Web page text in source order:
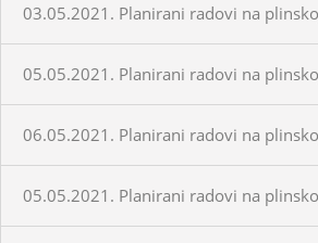
03.05.2021. Planirani radovi na
05.05.2021. Planirani radovi na
06.05.2021. Planirani radovi na
05.05.2021. Planirani radovi na